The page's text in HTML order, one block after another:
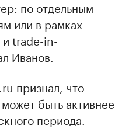
по отдельным
или в рамках
и trade-in-
Иванов.
признал, что
быть активнее
периода.